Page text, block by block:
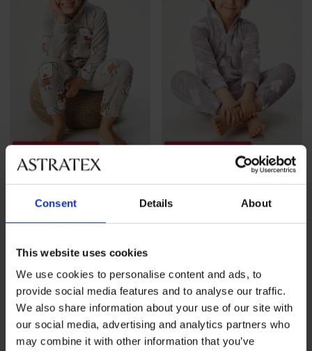
Consent Details About
This website uses cookies
We use cookies to personalise content and ads, to
provide social media features and to analyse our traffic.
We also share information about your use of our site with
our social media, advertising and analytics partners who
may combine it with other information that you’ve
Wyprzedaż -60%
Ciepły dziecięcy kombinezon
Kigurumi z kapturem
Zniżka
82,00 złPierwotna cena
204,99 zł
Wyprzedaż -60%
Ciepły dziewczęcy
kombinezon Kigurumi z
kapturem